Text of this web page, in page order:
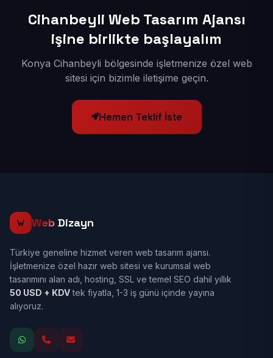
Cihanbeyli Web Tasarım Ajansı
işine birlikte başlayalım
Konya Cihanbeyli bölgesinde işletmenize özel web
sitesi için bizimle iletişime geçin.
Hemen Teklif İste
Web Dizayn
Türkiye geneline hizmet veren web tasarım ajansı.
İşletmenize özel hazır web sitesi ve kurumsal web
tasarımını alan adı, hosting, SSL ve temel SEO dahil yıllık
50 USD + KDVtek fiyatla, 1-3 iş günü içinde yayına
alıyoruz.